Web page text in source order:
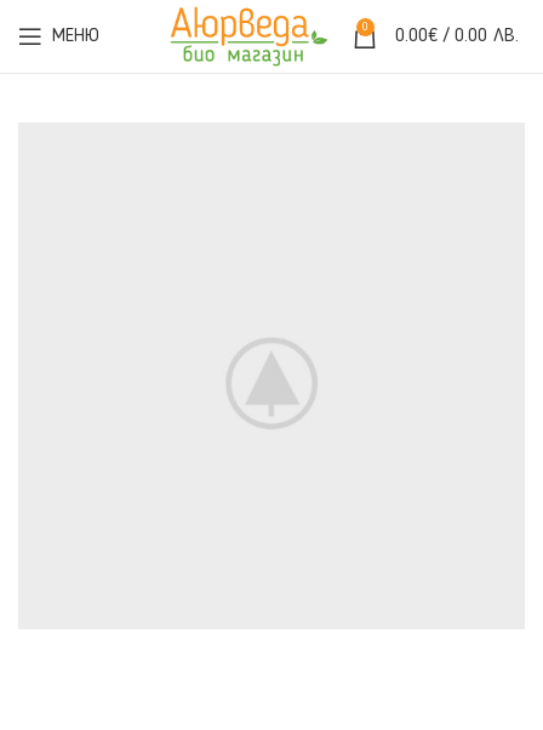
МЕНЮ 0 0.00€ / 0.00 ЛВ.